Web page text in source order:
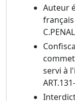
Auteur
français
servi à